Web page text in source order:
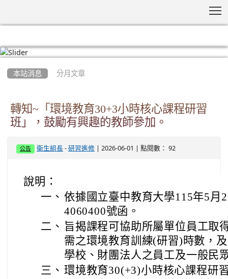
本站消息 分月文章
轉知~「環境教育30+3小時核心課程研習
班」，鼓勵有興趣的教師參加。
公告 衛生組長 -研習進修 | 2026-06-01 | 點閱數： 92
說明：
一、 依據國立臺中教育大學115年5月
4060400號函。
二、 旨揭課程可協助所屬單位員工取
需之環境教育訓練(研習)時數，
學校、財團法人之員工及一般民
三、 環境教育30(+3)小時核心課程研